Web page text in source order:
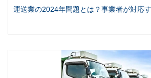
運送業の2024年問題とは？事業者が対応